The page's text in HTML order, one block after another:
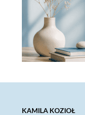
KAMILA KOZIOŁ